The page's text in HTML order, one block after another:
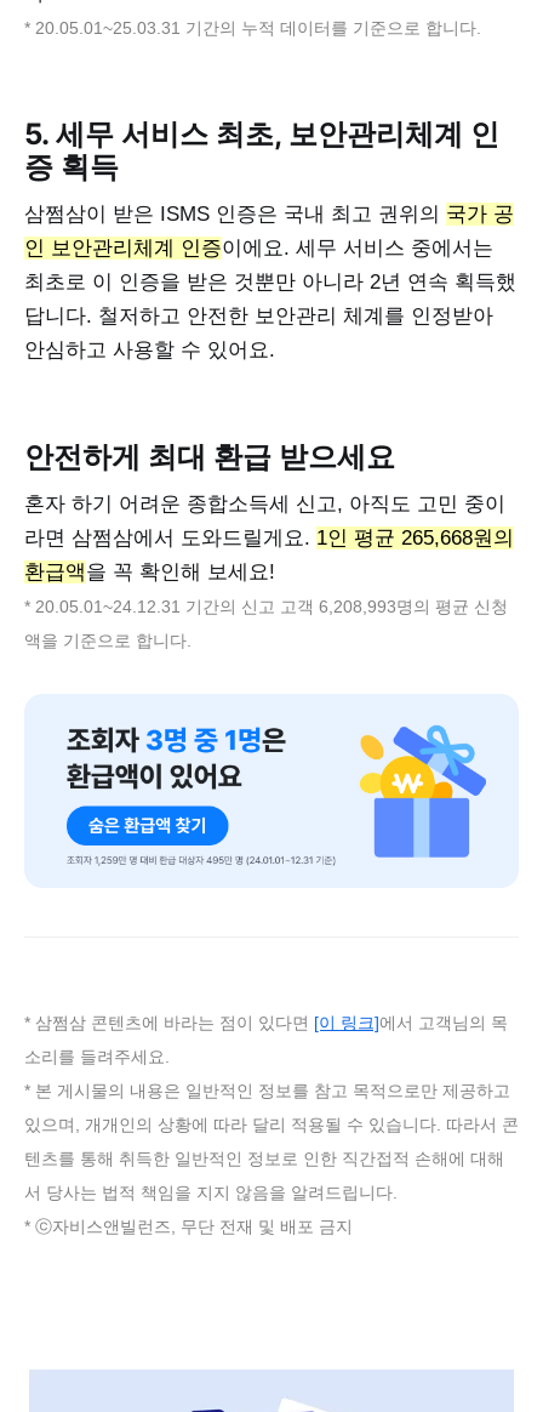
* 20.05.01~25.03.31 기간의 누적 데이터를 기준으로 합니다.
5. 세무 서비스 최초, 보안관리체계 인
증 획득
삼쩜삼이 받은 ISMS 인증은 국내 최고 권위의 국가 공
인 보안관리체계 인증이에요. 세무 서비스 중에서는
최초로 이 인증을 받은 것뿐만 아니라 2년 연속 획득했
답니다. 철저하고 안전한 보안관리 체계를 인정받아
안심하고 사용할 수 있어요.
안전하게 최대 환급 받으세요
혼자 하기 어려운 종합소득세 신고, 아직도 고민 중이
라면 삼쩜삼에서 도와드릴게요. 1인 평균 265,668원의
환급액을 꼭 확인해 보세요!
* 20.05.01~24.12.31 기간의 신고 고객 6,208,993명의 평균 신청
액을 기준으로 합니다.
* 삼쩜삼 콘텐츠에 바라는 점이 있다면 [이 링크]에서 고객님의 목
소리를 들려주세요.
* 본 게시물의 내용은 일반적인 정보를 참고 목적으로만 제공하고
있으며, 개개인의 상황에 따라 달리 적용될 수 있습니다. 따라서 콘
텐츠를 통해 취득한 일반적인 정보로 인한 직간접적 손해에 대해
서 당사는 법적 책임을 지지 않음을 알려드립니다.
* ⓒ자비스앤빌런즈, 무단 전재 및 배포 금지